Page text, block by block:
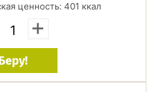
ценность: 401 ккал
+
Беру!